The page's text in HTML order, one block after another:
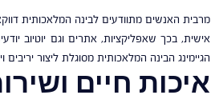
מרבית האנשים מתוודעים לבינה המלאכותית
אישית, בכך שאפליקציות, אתרים וגם יוטיוב
הגיימינג הבינה המלאכותית מסוגלת ליצור
איכות חיים